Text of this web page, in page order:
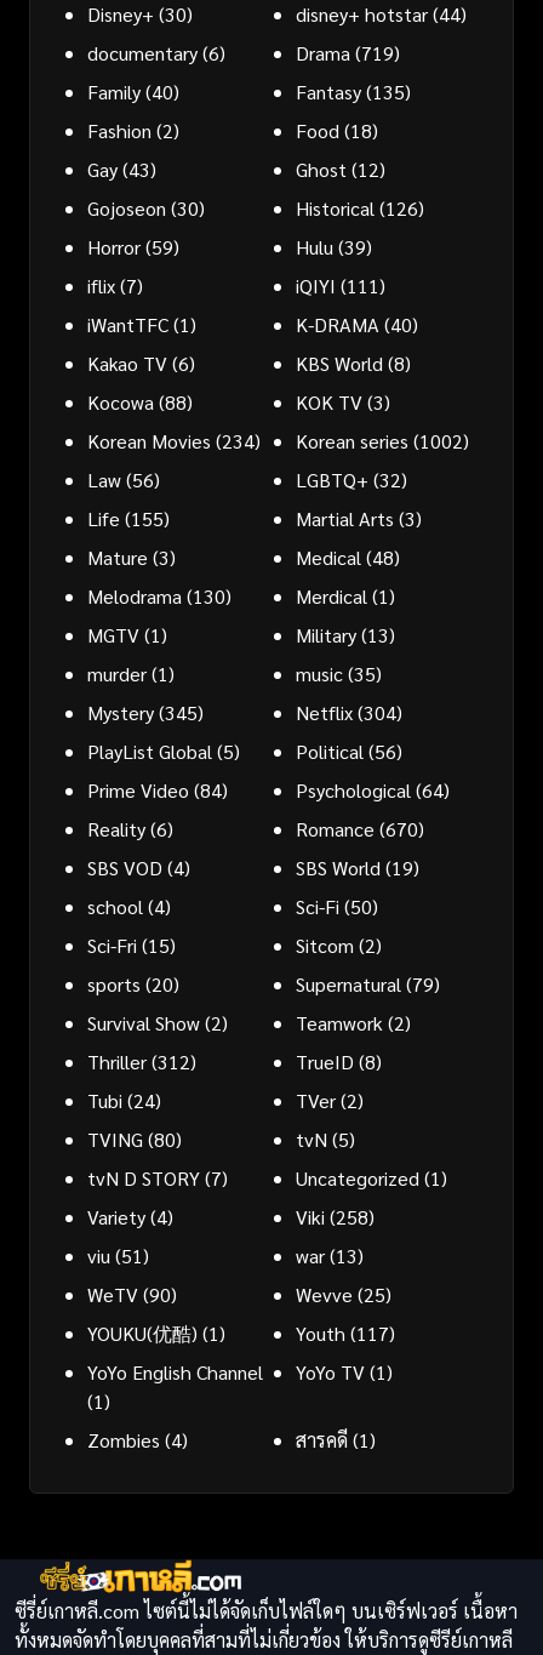
Disney+ (30) disney+ hotstar(44)
documentary(6) Drama(719)
Family(40) Fantasy(135)
Fashion (2) Food(18)
Gay(43) Ghost(12)
Gojoseon (30) Historical(126)
Horror(59) Hulu(39)
iflix(7) iQIYI (111)
iWantTFC(1) K-DRAMA(40)
Kakao TV(6) KBS World(8)
Kocowa(88) KOK TV(3)
Korean Movies (234) Korean series (1002)
Law(56) LGBTQ+ (32)
Life (155) Martial Arts (3)
Mature (3) Medical(48)
Melodrama(130) Merdical(1)
MGTV(1) Military(13)
murder(1) music(35)
Mystery(345) Netflix(304)
PlayList Global(5) Political(56)
Prime Video (84) Psychological(64)
Reality(6) Romance (670)
SBS VOD (4) SBS World(19)
school(4) Sci-Fi (50)
Sci-Fri (15) Sitcom (2)
sports (20) Supernatural(79)
Survival Show(2) Teamwork(2)
Thriller(312) TrueID (8)
Tubi (24) TVer(2)
TVING (80) tvN (5)
tvN D STORY(7) Uncategorized(1)
Variety(4) Viki (258)
viu(51) war(13)
WeTV(90) Wevve (25)
YOUKU(优酷) (1) Youth (117)
YoYo English Channel
(1)
YoYo TV(1)
Zombies (4) สารคดี(1)
ซีรี่ย์เกาหลี.com ไซต์นี้ไม่ได้จัดเก็บไฟล์ใดๆ บนเซิร์ฟเวอร์ เนื้อหา
ทั้งหมดจัดทำโดยบุคคลที่สามที่ไม่เกี่ยวข้อง ให้บริการดูซีรีย์เกาหลี